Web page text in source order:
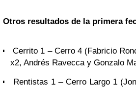
Otros resultados de la primera
Cerrito 1 – Cerro 4 (Fabricio
x2, Andrés Ravecca y Gonzalo
Rentistas 1 – Cerro Largo 1